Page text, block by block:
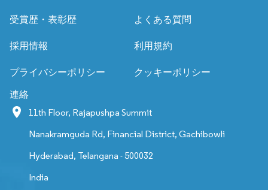
受賞歴・表彰歴 よくある質問
採用情報 利用規約
プライバシーポリシー クッキーポリシー
連絡
11th Floor, Rajapushpa Summit
Nanakramguda Rd, Financial District, Gachibowli
Hyderabad, Telangana - 500032
India